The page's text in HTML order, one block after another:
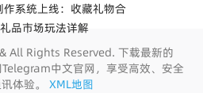
系统上线：收藏礼物合
品市场玩法详解
All Rights Reserved. 下载最新的
中文官网，享受高效、安全
体验。 XML地图